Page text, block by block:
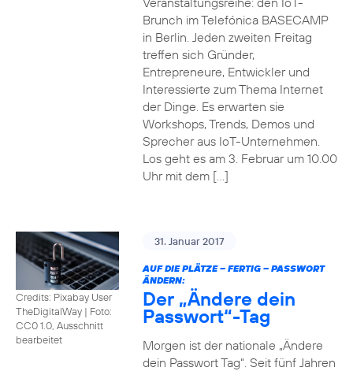
Brunch im Telefónica BASECAMP
in Berlin. Jeden zweiten Freitag
treffen sich Gründer,
Entrepreneure, Entwickler und
Interessierte zum Thema Internet
der Dinge. Es erwarten sie
Workshops, Trends, Demos und
Sprecher aus IoT-Unternehmen.
Los geht es am 3. Februar um 10.00
Uhr mit dem […]
Credits: Pixabay User
TheDigitalWay | Foto:
CC0 1.0, Ausschnitt
bearbeitet
31. Januar 2017
AUF DIE PLÄTZE – FERTIG – PASSWORT
ÄNDERN:
Der „Ändere dein
Passwort“-Tag
Morgen ist der nationale „Ändere
dein Passwort Tag“. Seit fünf Jahren